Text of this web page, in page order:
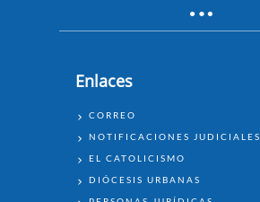
Enlaces
ENLACES
CORREO
NOTIFICACIONES JUDICIALES
EL CATOLICISMO
DIÓCESIS URBANAS